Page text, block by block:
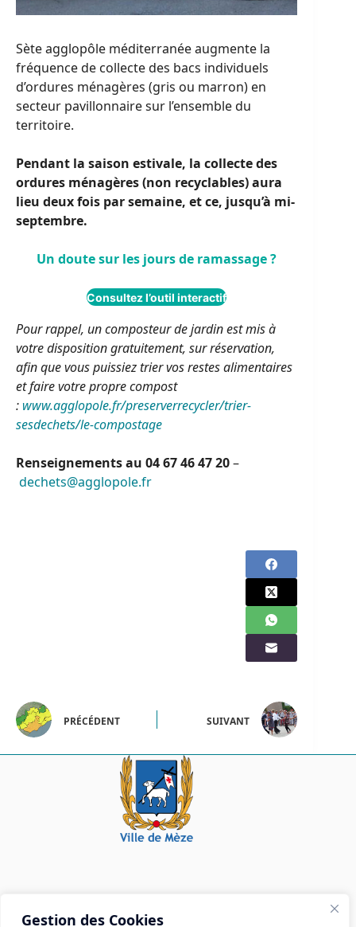
Gestion des Cookies
Sète agglopôle méditerranée augmente la
fréquence de collecte des bacs individuels
d’ordures ménagères (gris ou marron) en
secteur pavillonnaire sur l’ensemble du
territoire.
Pendant la saison estivale, la collecte des
ordures ménagères (non recyclables) aura
lieu deux fois par semaine, et ce, jusqu’à mi-
septembre.
Un doute sur les jours de ramassage ?
Consultez l’outil interactif
Pour rappel, un composteur de jardin est mis à
votre disposition gratuitement, sur réservation,
afin que vous puissiez trier vos restes alimentaires
et faire votre propre compost
: www.agglopole.fr/preserverrecycler/trier-
sesdechets/le-compostage
Renseignements au 04 67 46 47 20–
dechets@agglopole.fr
PRÉCÉDENT SUIVANT
Mairie de Mèze